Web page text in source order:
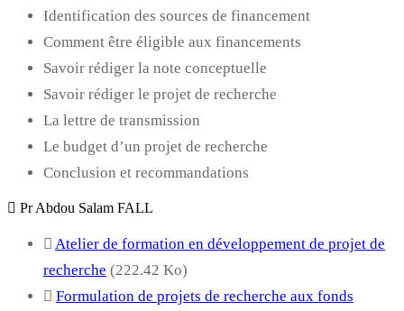
Identification des sources de financement
Comment être éligible aux financements
Savoir rédiger la note conceptuelle
Savoir rédiger le projet de recherche
La lettre de transmission
Le budget d’un projet de recherche
Conclusion et recommandations
Pr Abdou Salam FALL
Atelier de formation en développement de projet de
recherche (222.42 Ko)
Formulation de projets de recherche aux fonds